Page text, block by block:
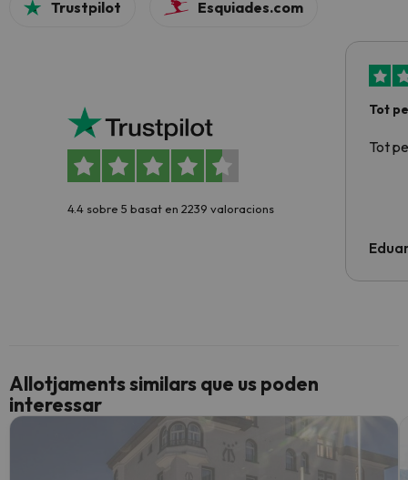
Trustpilot Esquiades.com
4.4 sobre 5 basat en 2239 valoracions
Tot
Tot
Allotjaments similars que us poden
interessar